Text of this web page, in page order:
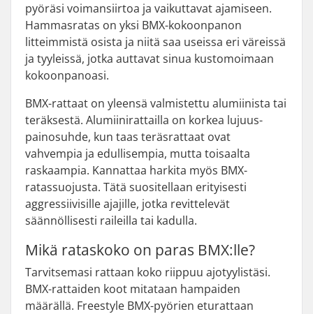
pyöräsi voimansiirtoa ja vaikuttavat ajamiseen.
Hammasratas on yksi BMX-kokoonpanon
litteimmistä osista ja niitä saa useissa eri väreissä
ja tyyleissä, jotka auttavat sinua kustomoimaan
kokoonpanoasi.
BMX-rattaat on yleensä valmistettu alumiinista tai
teräksestä. Alumiinirattailla on korkea lujuus-
painosuhde, kun taas teräsrattaat ovat
vahvempia ja edullisempia, mutta toisaalta
raskaampia. Kannattaa harkita myös BMX-
ratassuojusta. Tätä suositellaan erityisesti
aggressiivisille ajajille, jotka revittelevät
säännöllisesti raileilla tai kadulla.
Mikä rataskoko on paras BMX:lle?
Tarvitsemasi rattaan koko riippuu ajotyylistäsi.
BMX-rattaiden koot mitataan hampaiden
määrällä. Freestyle BMX-pyörien eturattaan